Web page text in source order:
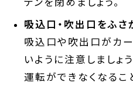
テンを閉めましょう。
吸込口・吹出口をふさ
吸込口や吹出口がカ
いように注意しましょ
運転ができなくなるこ